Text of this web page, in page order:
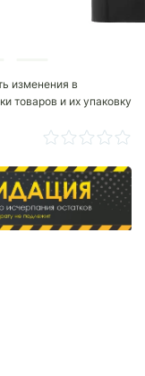
изменения в
товаров и их упаковку